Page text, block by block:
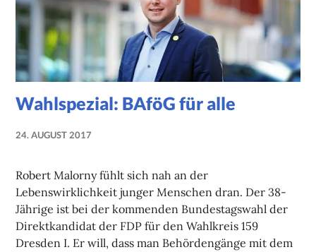
Wahlspezial: BAföG für alle
24. AUGUST 2017
Robert Malorny fühlt sich nah an der
Lebenswirklichkeit junger Menschen dran. Der 38-
Jährige ist bei der kommenden Bundestagswahl der
Direktkandidat der FDP für den Wahlkreis 159
Dresden I. Er will, dass man Behördengänge mit dem